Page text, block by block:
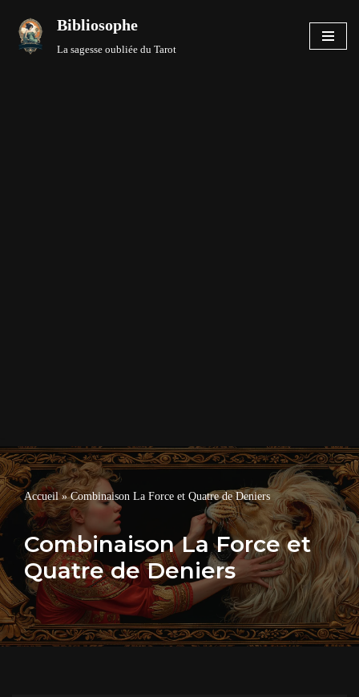
Aller
Bibliosophe
La sagesse oubliée du Tarot
Accueil»Combinaison La Force et Quatre de Deniers
Combinaison La Force et
Quatre de Deniers